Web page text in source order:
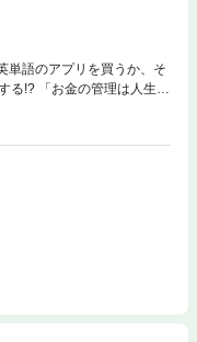
単語のアプリを買うか、そ
!? 「お金の管理は人生の
「将来稼いで活躍する
方を伝授。「高収入にふさ